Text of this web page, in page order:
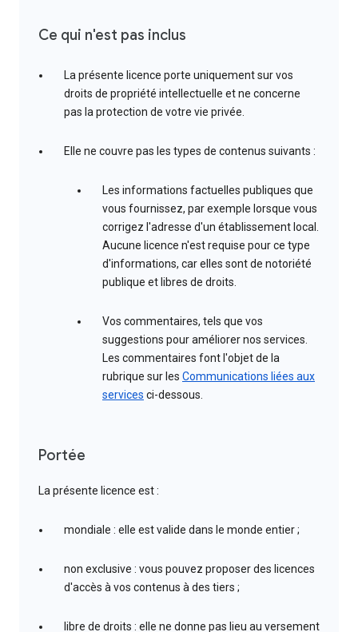
Ce qui n'est pas inclus
La présente licence porte uniquement sur vos
droits de propriété intellectuelle et ne concerne
pas la protection de votre vie privée.
Elle ne couvre pas les types de contenus suivants :
Les informations factuelles publiques que
vous fournissez, par exemple lorsque vous
corrigez l'adresse d'un établissement local.
Aucune licence n'est requise pour ce type
d'informations, car elles sont de notoriété
publique et libres de droits.
Vos commentaires, tels que vos
suggestions pour améliorer nos services.
Les commentaires font l'objet de la
rubrique sur les Communications liées aux
services ci-dessous.
Portée
La présente licence est :
mondiale : elle est valide dans le monde entier ;
non exclusive : vous pouvez proposer des licences
d'accès à vos contenus à des tiers ;
libre de droits : elle ne donne pas lieu au versement